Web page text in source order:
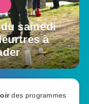
samedi
à
des programmes